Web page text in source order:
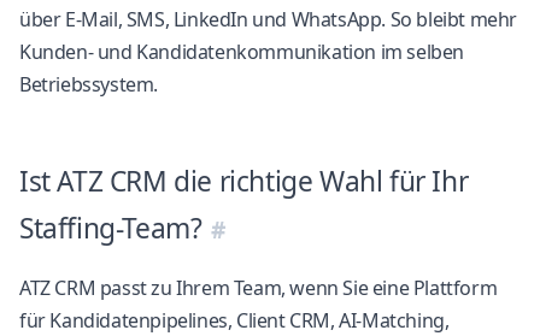
über E-Mail, SMS, LinkedIn und WhatsApp. So bleibt mehr
Kunden- und Kandidatenkommunikation im selben
Betriebssystem.
Ist ATZ CRM die richtige Wahl für Ihr
Staffing-Team?
ATZ CRM passt zu Ihrem Team, wenn Sie eine Plattform
für Kandidatenpipelines, Client CRM, AI-Matching,